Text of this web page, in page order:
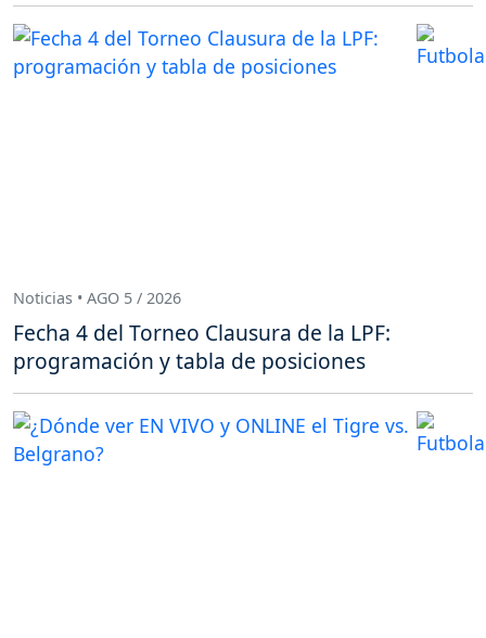
Noticias • AGO 5 / 2026
Fecha 4 del Torneo Clausura de la LPF:
programación y tabla de posiciones